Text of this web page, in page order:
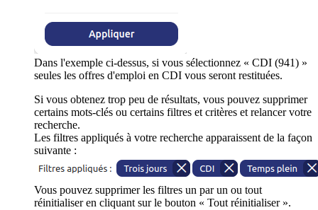
Dans l'exemple ci-dessus, si vous sélectionnez « CDI (941) »
seules les offres d'emploi en CDI vous seront restituées.
Si vous obtenez trop peu de résultats, vous pouvez supprimer
certains mots-clés ou certains filtres et critères et relancer votre
recherche.
Les filtres appliqués à votre recherche apparaissent de la façon
suivante :
Vous pouvez supprimer les filtres un par un ou tout
réinitialiser en cliquant sur le bouton « Tout réinitialiser ».